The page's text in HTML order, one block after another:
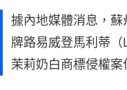
據內地媒體消息，
牌路易威登馬利蒂
茉莉奶白商標侵權案